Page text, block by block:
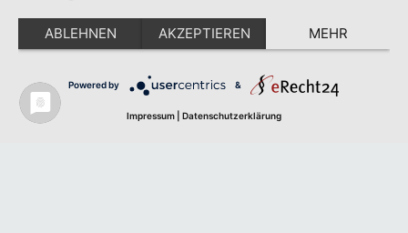
ABLEHNEN AKZEPTIEREN MEHR
Powered by &
Impressum Datenschutzerklärung